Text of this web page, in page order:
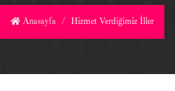
Anasayfa Hizmet Verdiğimiz İller